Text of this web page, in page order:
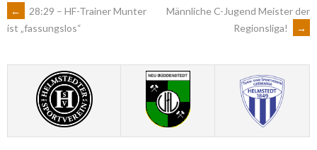
ARTIKEL-
NAVIGATION
←
28:29 – HF-Trainer Munter
ist „fassungslos“
Männliche C-Jugend Meister der
Regionsliga!
→